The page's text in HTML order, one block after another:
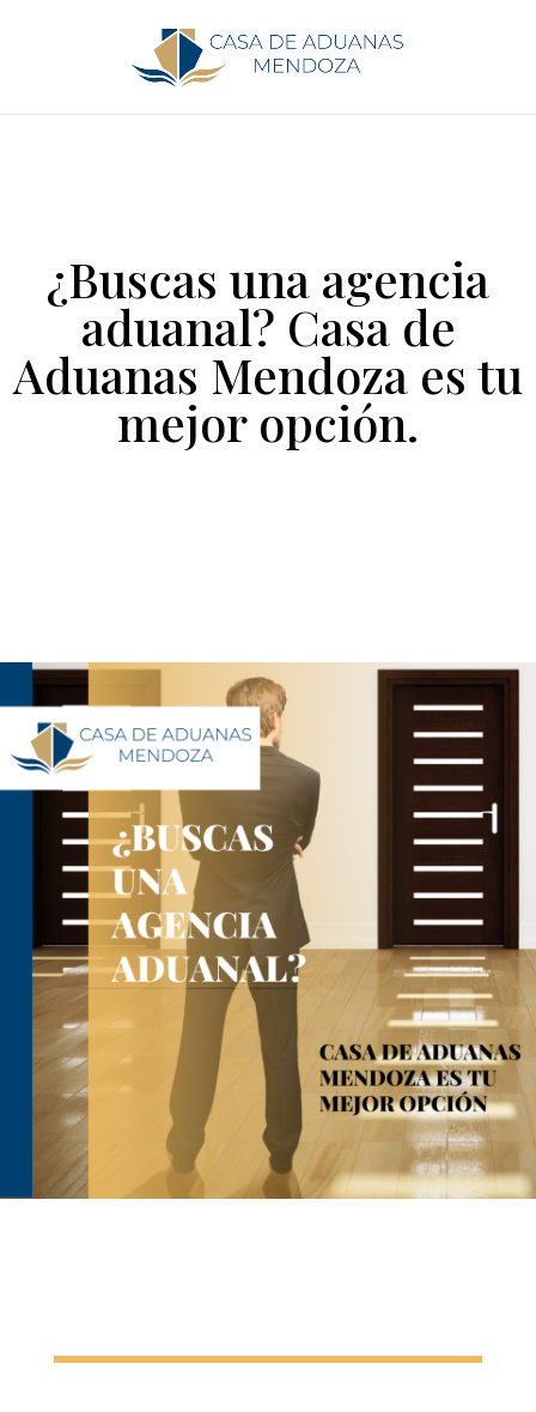
¿Buscas una agencia
aduanal? Casa de
Aduanas Mendoza es tu
mejor opción.